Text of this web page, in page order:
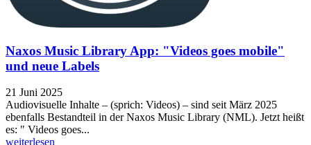
Naxos Music Library App: "Videos goes mobile"
und neue Labels
21 Juni 2025
Audiovisuelle Inhalte – (sprich: Videos) – sind seit März 2025
ebenfalls Bestandteil in der Naxos Music Library (NML). Jetzt heißt
es: " Videos goes...
weiterlesen